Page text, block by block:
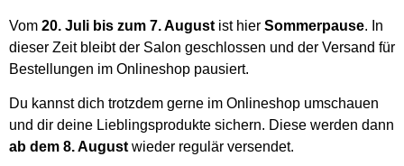
Vom 20. Juli bis zum 7. August ist hier Sommerpause. In
dieser Zeit bleibt der Salon geschlossen und der Versand für
Bestellungen im Onlineshop pausiert.
Du kannst dich trotzdem gerne im Onlineshop umschauen
und dir deine Lieblingsprodukte sichern. Diese werden dann
ab dem 8. August wieder regulär versendet.